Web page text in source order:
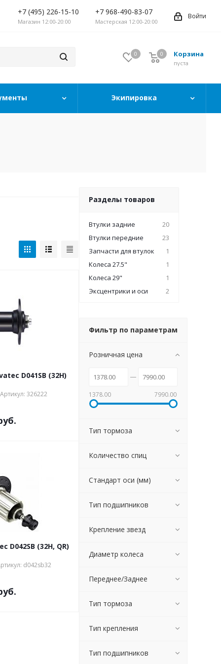
+7 (495) 226-15-10
Магазин 12:00-20:00
+7 968-490-83-07
Мастерская 12:00-20:00
Войти
0 Корзина
0
пуста
0
Экипировка
D041SB (32H)
Артикул: 326222
D042SB (32H, QR)
d042sb32
Разделы товаров
Втулки задние
20
Втулки передние
23
Запчасти для втулок
1
Колеса 27.5"
1
Колеса 29"
1
Эксцентрики и оси
2
Фильтр по параметрам
Розничная цена
1378.00 7990.00
Тип тормоза
Количество спиц
Стандарт оси (мм)
Тип подшипников
Крепление звезд
Диаметр колеса
Переднее/Заднее
Тип тормоза
Тип крепления
Тип подшипников